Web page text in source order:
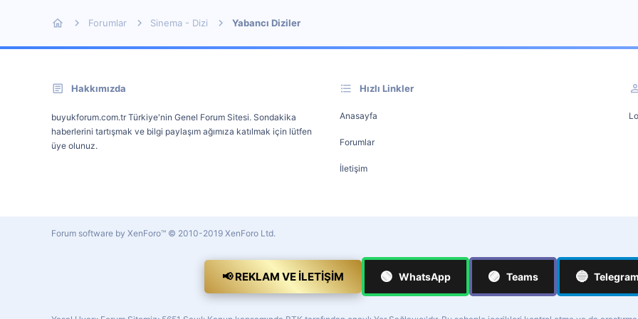
Forumlar Sinema - Dizi Yabancı Diziler
Hakkımızda
buyukforum.com.tr Türkiye'nin Genel Forum Sitesi. Sondakika
haberlerini tartışmak ve bilgi paylaşım ağımıza katılmak için lütfen
üye olunuz.
Hızlı Linkler
Anasayfa
Forumlar
İletişim
Forum software by XenForo™ © 2010-2019 XenForo Ltd.
📢 REKLAM VE İLETIŞIM 🟢 WhatsApp 🟣 Teams 🔵 Telegram